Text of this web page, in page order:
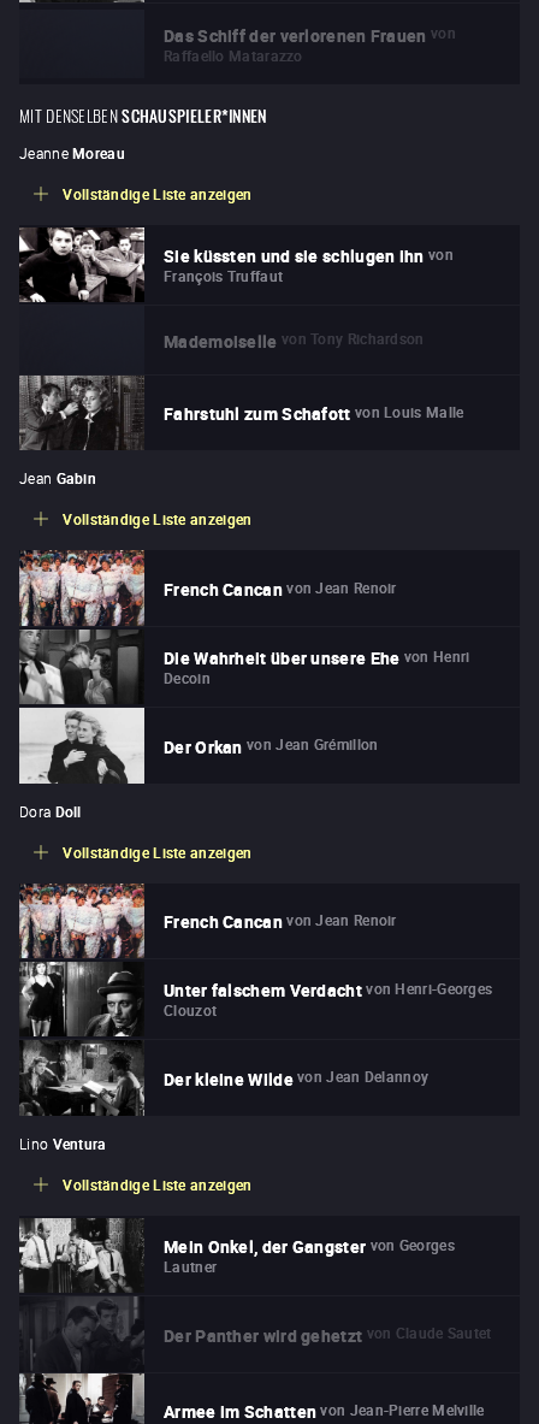
Das Schiff der verlorenen Frauen von
Raffaello Matarazzo
MIT DENSELBENSCHAUSPIELER*INNEN
Jeanne Moreau
Vollständige Liste anzeigen
Sie küssten und sie schlugen ihn von
François Truffaut
Mademoiselle von Tony Richardson
Fahrstuhl zum Schafott von Louis Malle
Jean Gabin
Vollständige Liste anzeigen
French Cancan von Jean Renoir
Die Wahrheit über unsere Ehe von Henri
Decoin
Der Orkan von Jean Grémillon
Dora Doll
Vollständige Liste anzeigen
French Cancan von Jean Renoir
Unter falschem Verdacht von Henri-Georges
Clouzot
Der kleine Wilde von Jean Delannoy
Lino Ventura
Vollständige Liste anzeigen
Mein Onkel, der Gangster von Georges
Lautner
Der Panther wird gehetzt von Claude Sautet
Armee im Schatten von Jean-Pierre Melville